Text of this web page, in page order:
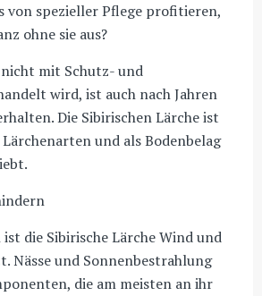
von spezieller Pflege profitieren,
ohne sie aus?
mit Schutz- und
wird, ist auch nach Jahren
Die Sibirischen Lärche ist
und als Bodenbelag
die Sibirische Lärche Wind und
Nässe und Sonnenbestrahlung
die am meisten an ihr